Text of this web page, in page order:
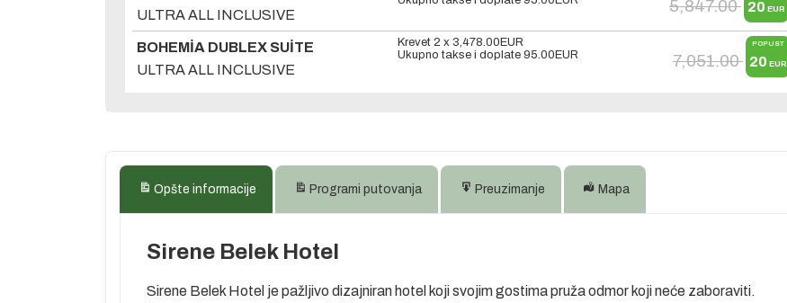
ULTRA ALL INCLUSIVE
5,847.00 20 EUR
BOHEMİA DUBLEX SUİTE
ULTRA ALL INCLUSIVE
Krevet 2 x 3,478.00 EUR
Ukupno takse i doplate 95.00 EUR 7,051.00
POPUST
20 EUR
Opšte informacije Programi putovanja Preuzimanje Mapa
Sirene Belek Hotel
Sirene Belek Hotel je pažljivo dizajniran hotel koji svojim gostima pruža odmor koji neće zaboraviti.